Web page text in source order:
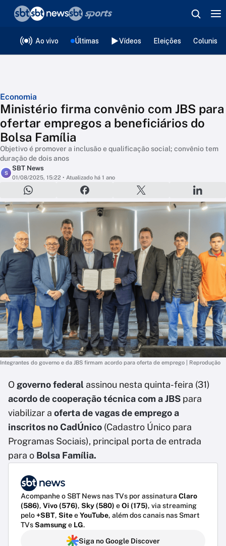
Ao vivo Últimas Vídeos Eleições
Economia
Ministério firma convênio com JBS para
ofertar empregos a beneficiários do
Bolsa Família
Objetivo é promover a inclusão e qualificação social; convênio tem
duração de dois anos
S
SBT News
01/08/2025, 15:22 • Atualizado há 1 ano
Integrantes do governo e da JBS firmam acordo para oferta de emprego | Reprodução
O governo federal assinou nesta quinta-feira (31)
acordo de cooperação técnica com a JBS para
viabilizar a oferta de vagas de emprego a
inscritos no CadÚnico (Cadastro Único para
Programas Sociais), principal porta de entrada
para o Bolsa Família.
Acompanhe o SBT News nas TVs por assinatura Claro
(586), Vivo (576), Sky (580) eOi (175), via streaming
pelo+SBT, SiteeYouTube, além dos canais nas Smart
TVsSamsunge LG.
Siga no Google Discover
❮voltar
Editorias